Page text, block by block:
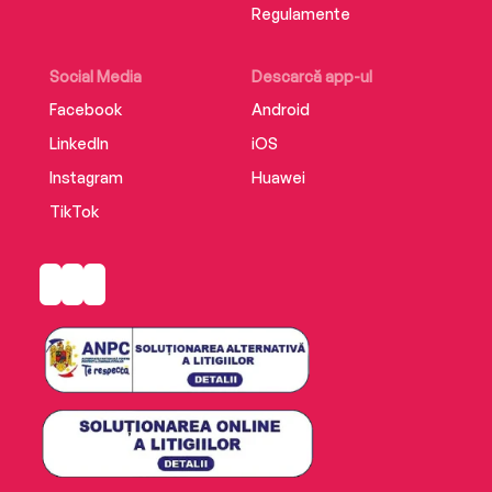
dincolo de toate graniţele».“ — VIORICA
ISBN 978-973-50-8173-7
Social Media
Facebook
LinkedIn
Instagram
TikTok
Descarcă app-ul
Android
iOS
Huawei
Regulamente